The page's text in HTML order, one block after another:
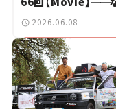
「不鮮明」がトレンド
に熱視線を注ぐ理由
2026.06.08